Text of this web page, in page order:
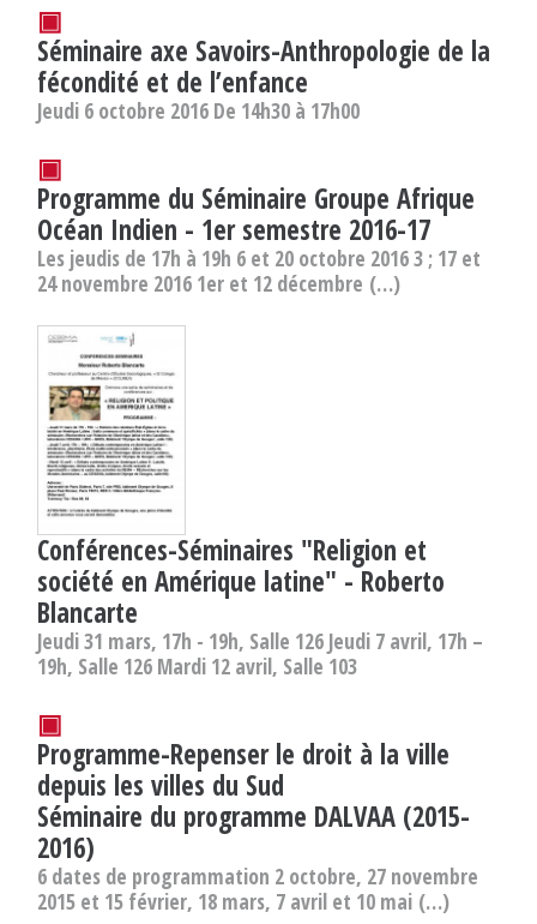
▣
Séminaire axe Savoirs-Anthropologie de la
fécondité et de l’enfance
Jeudi 6 octobre 2016 De 14h30 à 17h00
▣
Programme du Séminaire Groupe Afrique
Océan Indien - 1er semestre 2016-17
Les jeudis de 17h à 19h 6 et 20 octobre 2016 3 ; 17 et
24 novembre 2016 1er et 12 décembre (…)
Conférences-Séminaires "Religion et
société en Amérique latine" - Roberto
Blancarte
Jeudi 31 mars, 17h - 19h, Salle 126 Jeudi 7 avril, 17h –
19h, Salle 126 Mardi 12 avril, Salle 103
▣
Programme-Repenser le droit à la ville
depuis les villes du Sud
Séminaire du programme DALVAA (2015-
2016)
6 dates de programmation 2 octobre, 27 novembre
2015 et 15 février, 18 mars, 7 avril et 10 mai (…)